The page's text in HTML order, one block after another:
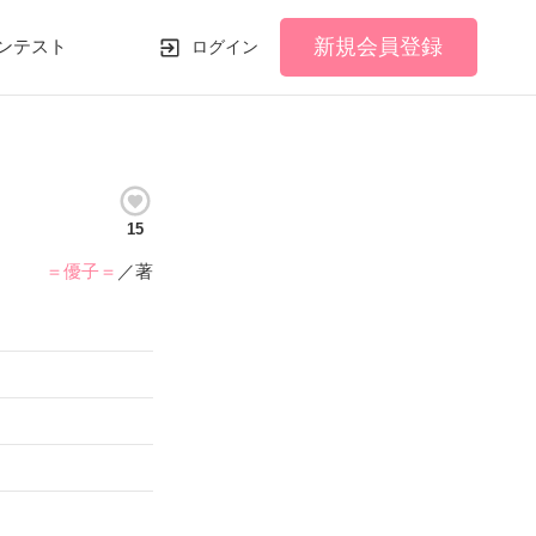
テスト ログイン 新規会員登録
15
＝優子＝ ／著